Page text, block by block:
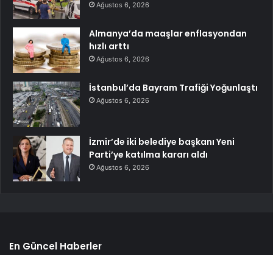
Ağustos 6, 2026
Almanya’da maaşlar enflasyondan
hızlı arttı
Ağustos 6, 2026
İstanbul’da Bayram Trafiği Yoğunlaştı
Ağustos 6, 2026
İzmir’de iki belediye başkanı Yeni
Parti’ye katılma kararı aldı
Ağustos 6, 2026
En Güncel Haberler